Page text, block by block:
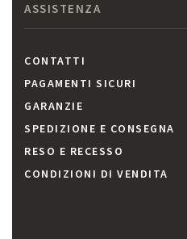
ASSISTENZA
CONTATTI
PAGAMENTI SICURI
GARANZIE
SPEDIZIONE E CONSEGNA
RESO E RECESSO
CONDIZIONI DI VENDITA